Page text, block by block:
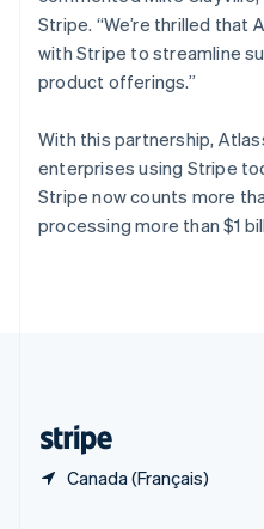
Stripe. “We’re thrilled
with Stripe to streamline
product offerings.”
With this partnership,
enterprises using Stripe
Stripe now counts more
processing more than $1
Canada (Français)
République tchèque
English
Roumanie
English
English
Singapour
English简体中文
Slovaquie
English